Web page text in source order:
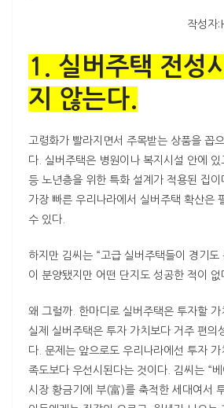
작성자
1. 실버주택 전성
지 않는다.
고령화가 빨라지면서 주목받는 상품을 꼽
다. 실버주택은 병원이나 복지시설 안에 있
등 노년층을 위한 특화 설계가 적용된 집
가장 빠른 우리나라에서 실버주택 확산은
수 있다.
하지만 김씨는 “고급 실버주택들이 경기
이 분양됐지만 어떤 단지도 성공한 적이 없
왜 그럴까. 한마디로 실버주택은 투자할 가
실제 실버주택은 투자 가치보다 거주 편의
다. 문제는 앞으로도 우리나라에선 투자
족도보다 우선시된다는 것이다. 김씨는 “
시장 황금기에 부(富)를 축적한 세대여서